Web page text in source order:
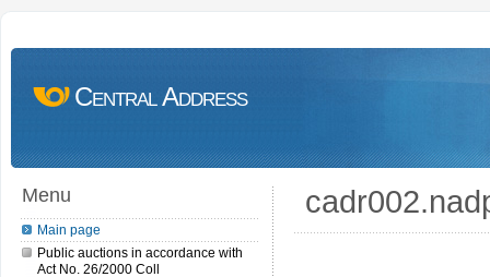
Central Address
Menu
Main page
Public auctions in accordance with
Act No. 26/2000 Coll